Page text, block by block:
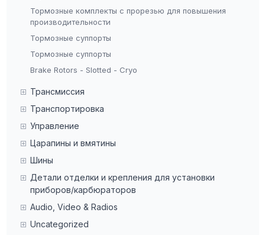
Тормозные комплекты с прорезью для повышения
производительности
Тормозные суппорты
Тормозные суппорты
Brake Rotors - Slotted - Cryo
Трансмиссия
Транспортировка
Управление
Царапины и вмятины
Шины
Детали отделки и крепления для установки
приборов/карбюраторов
Audio, Video & Radios
Uncategorized